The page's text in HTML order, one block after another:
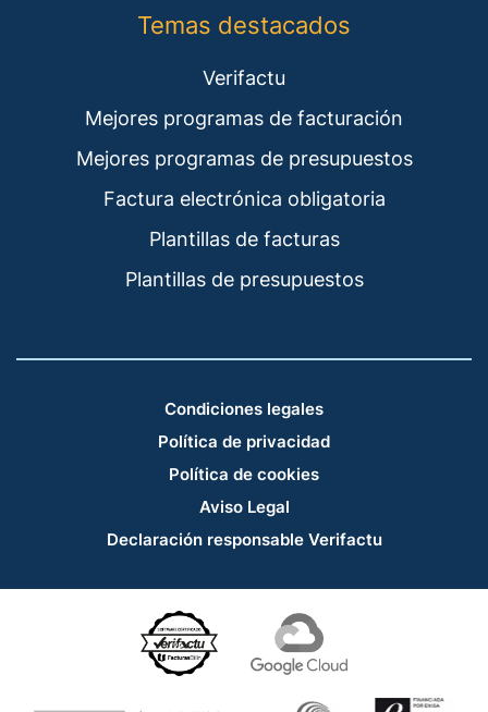
Temas destacados
Verifactu
Mejores programas de facturación
Mejores programas de presupuestos
Factura electrónica obligatoria
Plantillas de facturas
Plantillas de presupuestos
Condiciones legales
Política de privacidad
Política de cookies
Aviso Legal
Declaración responsable Verifactu